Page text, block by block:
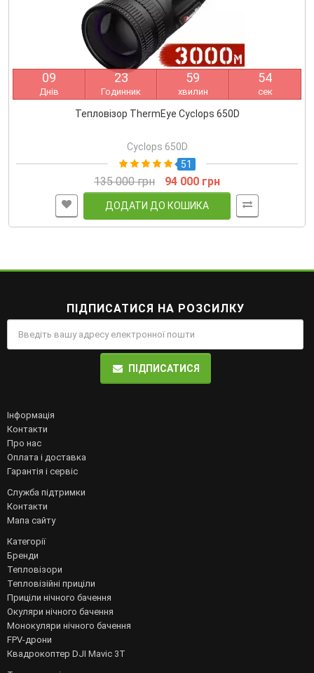
09
Днів
23
Годинник
59
хвилин
53
сек
Тепловізор ThermEye Cyclops 650D
Cyclops 650D
51
135 000 грн 94 000 грн
ДОДАТИ ДО КОШИКА
ПІДПИСАТИСЯ НА РОЗСИЛКУ
ПІДПИСАТИСЯ
Інформація
Контакти
Про нас
Оплата і доставка
Гарантія і сервіс
Служба підтримки
Контакти
Мапа сайту
Категорії
Бренди
Тепловізори
Тепловізійні приціли
Приціли нічного бачення
Окуляри нічного бачення
Монокуляри нічного бачення
FPV-дрони
Квадрокоптер DJI Mavic 3T